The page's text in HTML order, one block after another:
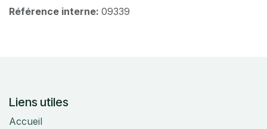
Référence interne: 09339
Liens utiles
Accueil